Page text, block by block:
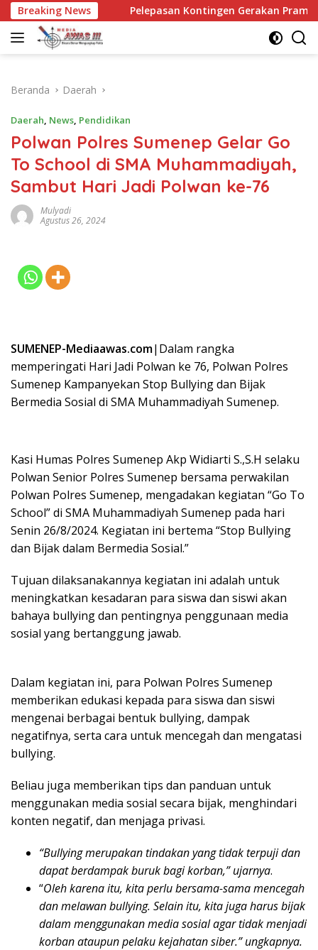
Langsung
ke
konten
Breaking News
Pelepasan Kontingen Gerakan Pramuka Kota Kediri
Beranda Daerah
Daerah, News, Pendidikan
Polwan Polres Sumenep Gelar Go
To School di SMA Muhammadiyah,
Sambut Hari Jadi Polwan ke-76
Mulyadi
Agustus 26, 2024
SUMENEP-Mediaawas.com|Dalam rangka
memperingati Hari Jadi Polwan ke 76, Polwan Polres
Sumenep Kampanyekan Stop Bullying dan Bijak
Bermedia Sosial di SMA Muhammadiyah Sumenep.
Kasi Humas Polres Sumenep Akp Widiarti S.,S.H selaku
Polwan Senior Polres Sumenep bersama perwakilan
Polwan Polres Sumenep, mengadakan kegiatan “Go To
School” di SMA Muhammadiyah Sumenep pada hari
Senin 26/8/2024. Kegiatan ini bertema “Stop Bullying
dan Bijak dalam Bermedia Sosial.”
Tujuan dilaksanakannya kegiatan ini adalah untuk
meningkatkan kesadaran para siswa dan siswi akan
bahaya bullying dan pentingnya penggunaan media
sosial yang bertanggung jawab.
Dalam kegiatan ini, para Polwan Polres Sumenep
memberikan edukasi kepada para siswa dan siswi
mengenai berbagai bentuk bullying, dampak
negatifnya, serta cara untuk mencegah dan mengatasi
bullying.
Beliau juga memberikan tips dan panduan untuk
menggunakan media sosial secara bijak, menghindari
konten negatif, dan menjaga privasi.
“Bullying merupakan tindakan yang tidak terpuji dan
dapat berdampak buruk bagi korban,” ujarnya.
“Oleh karena itu, kita perlu bersama-sama mencegah
dan melawan bullying. Selain itu, kita juga harus bijak
dalam menggunakan media sosial agar tidak menjadi
korban ataupun pelaku kejahatan siber.” ungkapnya.